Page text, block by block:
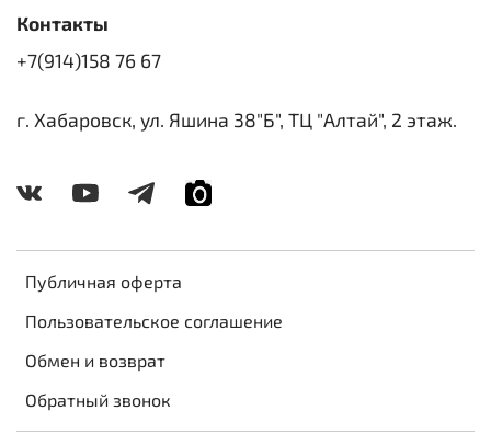
Публичная оферта
Пользовательское соглашение
Обмен и возврат
Обратный звонок
Контакты
+7(914)158 76 67
г. Хабаровск, ул. Яшина 38"Б", ТЦ "Алтай", 2 этаж.